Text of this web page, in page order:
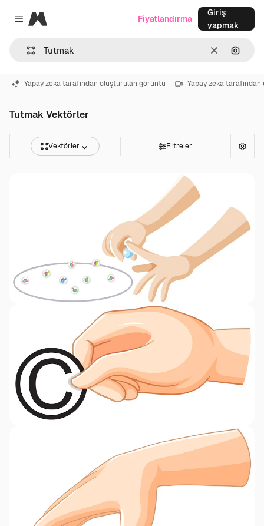
Close menu
Magnific
Temizlemek
Fiyatlandırma
Giriş
yapmak
Yapay zeka tarafından oluşturulan görüntü Yapay zeka
Tutmak Vektörler
Vektörler Filtreler